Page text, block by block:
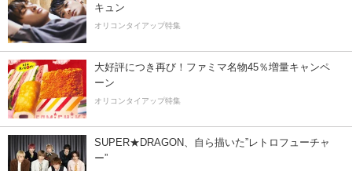
キュン
オリコンタイアップ特集
大好評につき再び！ファミマ名物45％増量キャンペ
ーン
オリコンタイアップ特集
SUPER★DRAGON、自ら描いた”レトロフューチャ
ー”